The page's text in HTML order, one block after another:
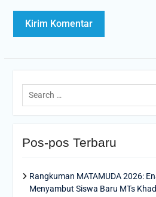
Search
for:
Pos-pos Terbaru
Rangkuman MATAMUDA 2026:
Menyambut Siswa Baru MTs